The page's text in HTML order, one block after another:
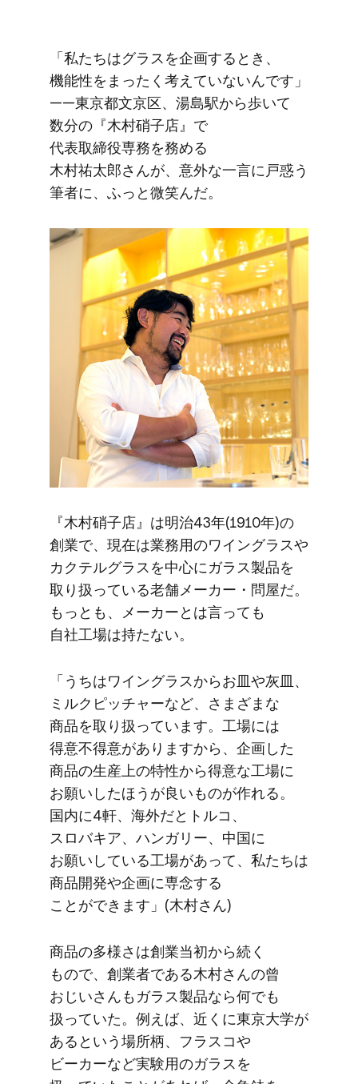
「私たちは​グラスを​企画する​とき、​
機能性を​まったく​考えていないんです」​
——東京都文京区、​湯島駅から​歩いて​
数分の​『木村硝子店』で​
代表取締役専務を​務める​
木村祐太郎さんが、​意外な​一言に​戸惑う​
筆者に、​ふっと​微笑んだ。
『木村硝子店』は​明治43年(1910年)の​
創業で、​現在は​業務用の​ワイングラスや​
カクテルグラスを​中心に​ガラス製品を​
取り扱っている​老舗メーカー・問屋だ。​
もっとも、​メーカーとは​言っても​
自社工場は​持たない。
「うちは​ワイングラスから​お皿や​灰皿、​
ミルクピッチャーなど、​さまざまな​
商品を​取り扱っています。​工場には​
得意不得意が​ありますから、​企画した​
商品の​生産上の​特性から​得意な​工場に​
お願い​した​ほうが​良い​ものが​作れる。​
国内に​4軒、​海外だと​トルコ、​
スロバキア、​ハンガリー、​中国に​
お願いしている​工場が​あって、​私たちは​
商品開発や​企画に​専念する​
ことができます」​(木村さん​)
商品の​多様さは​創業当初から​続く​
もので、​創業者である​木村さんの​曾​
おじいさんも​ガラス製品なら​何でも​
扱っていた。​例えば、​近くに​東京大学が​
あると​いう​場所柄、​フラスコや​
ビーカーなど​実験用の​ガラスを​